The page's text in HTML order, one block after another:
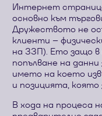
Интернет
основно към
Дружеството не
клиенти –
на ЗЗП). Ето защо в
попълване на
името на което
и позицията,
В хода на процеса